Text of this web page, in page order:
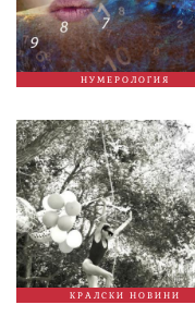
НУМЕРОЛОГИЯ
КРАЛСКИ НОВИНИ